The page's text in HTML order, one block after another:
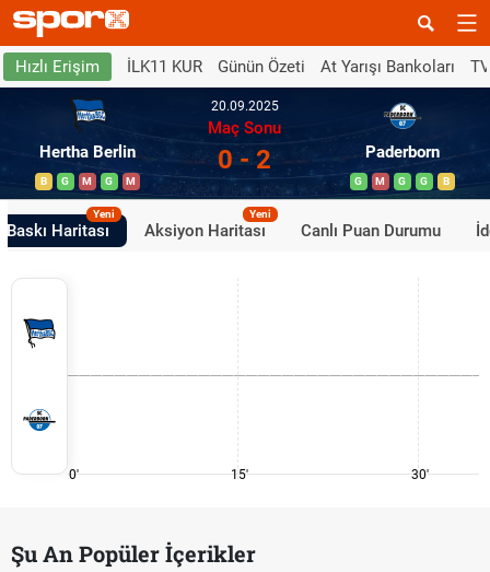
Hızlı Erişim İLK11 KUR Günün Özeti At Yarışı Bankoları
Hertha Berlin
B G M G M
20.09.2025
Maç Sonu
0 - 2 Paderborn
G M G G B
Baskı Haritası
Yeni
Aksiyon Haritası
Yeni
Canlı Puan Durumu
0' 15' 30'
Şu An Popüler İçerikler